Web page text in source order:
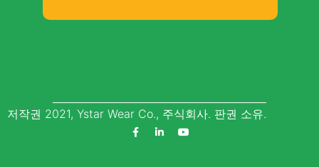
저작권 2021, Ystar Wear Co., 주식회사. 판권 소유.